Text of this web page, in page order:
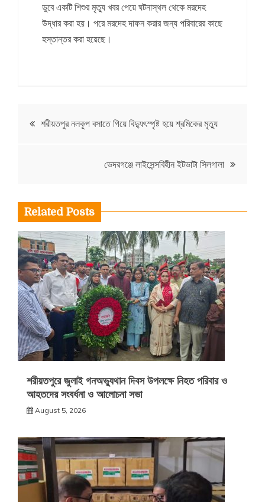
ডুবে একটি শিশুর মৃত্যু খবর পেয়ে ঘটনাস্থল থেকে মরদেহ
উদ্ধার করা হয়। পরে মরদেহ দাফন করার জন্য পরিবারের কাছে
হস্তান্তর করা হয়েছে।
Post
শরীয়তপুর নলকূপ বসাতে গিয়ে বিদ্যুৎস্পৃষ্ট হয়ে শ্রমিকের মৃত্যু
ভেদরগঞ্জে লাইসেন্সবিহীন ইটভাটা সিলগালা
Related Posts
শরীয়তপুরে জুলাই গনঅভ্যুথান দিবস উপলক্ষে নিহত পরিবার ও
আহতদের সংবর্ধনা ও আলোচনা সভা
August 5, 2026